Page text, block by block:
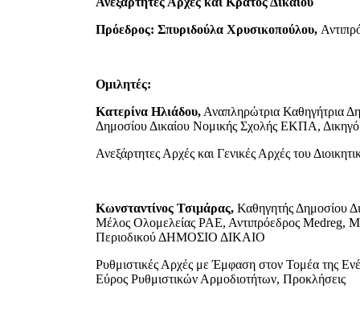
Πρόεδρος: Σπυριδούλα Χρυσικοπούλου,
Ομιλητές:
Κατερίνα Ηλιάδου, Αναπληρώτρια Καθηγήτρια
Δημοσίου Δικαίου Νομικής Σχολής ΕΚΠΑ,
Ανεξάρτητες Αρχές και Γενικές Αρχές του
Κωνσταντίνος Τσιμάρας, Καθηγητής Δημοσίου
Μέλος Ολομελείας ΡΑΕ, Αντιπρόεδρος Medreg,
Περιοδικού ΔΗΜΟΣΙΟ ΔΙΚΑΙΟ
Ρυθμιστικές Αρχές με Έμφαση στον Τομέα της
Εύρος Ρυθμιστικών Αρμοδιοτήτων, Προκλήσεις